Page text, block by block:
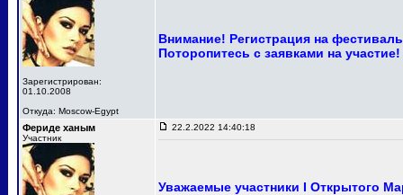
Зарегистрирован:
01.10.2008
Откуда: Moscow-Egypt
Внимание! Регистрация на
Поторопитесь с заявками на участие!
Фериде ханым
Участник
22.2.2022 14:40:18
Уважаемые участники I Открытого